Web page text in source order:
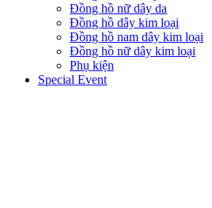
Đồng hồ nữ dây da
Đồng hồ dây kim loại
Đồng hồ nam dây kim loại
Đồng hồ nữ dây kim loại
Phụ kiện
Special Event